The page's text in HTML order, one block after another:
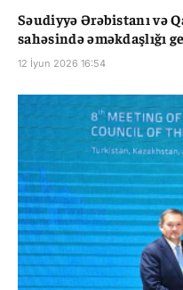
Səudiyyə Ərəbistanı və
sahəsində əməkdaşlığı
12 İyun 2026 16:54